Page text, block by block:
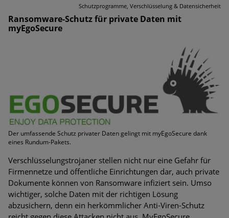
Schutzprogramme, Verschlüsselung & Datensicherheit
Ransomware-Schutz für private Daten mit
myEgoSecure
Der umfassende Schutz privater Daten gelingt mit myEgoSecure dank
eines Rundum-Pakets.
Verschlüsselungstrojaner stellen nicht nur eine Gefahr für
Firmennetze und öffentliche Einrichtungen dar, auch private
Dokumente können von Ransomware infiziert sein. Umso
wichtiger, solche Daten mit der richtigen Lösung
abzusichern, denn ein herkömmlicher Anti-Viren-Schutz